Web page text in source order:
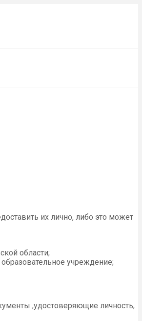
их лично, либо это может
области;
учреждение;
,удостоверяющие личность,